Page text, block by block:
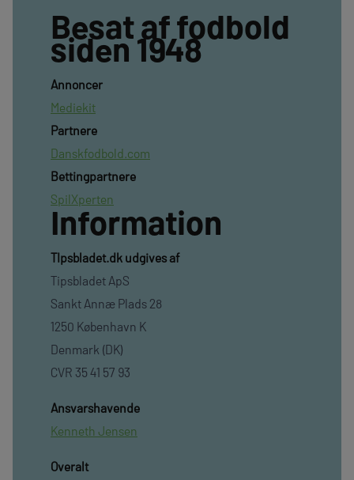
Besat af fodbold
siden 1948
Annoncer
Mediekit
Partnere
Danskfodbold.com
Bettingpartnere
SpilXperten
Information
TIpsbladet.dk udgives af
Tipsbladet ApS
Sankt Annæ Plads 28
1250 København K
Denmark (DK)
CVR 35 41 57 93
Ansvarshavende
Kenneth Jensen
Overalt